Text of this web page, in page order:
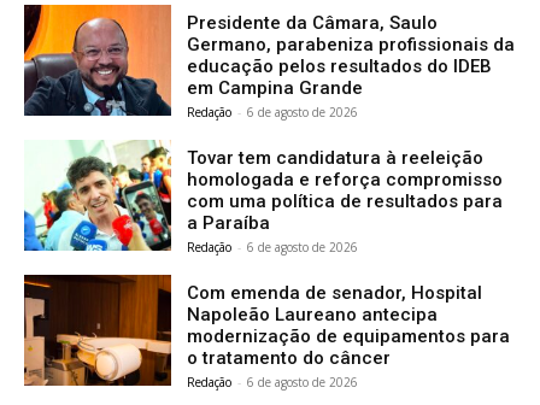
Presidente da Câmara, Saulo
Germano, parabeniza profissionais da
educação pelos resultados do IDEB
em Campina Grande
Redação - 6 de agosto de 2026
Tovar tem candidatura à reeleição
homologada e reforça compromisso
com uma política de resultados para
a Paraíba
Redação - 6 de agosto de 2026
Com emenda de senador, Hospital
Napoleão Laureano antecipa
modernização de equipamentos para
o tratamento do câncer
Redação - 6 de agosto de 2026